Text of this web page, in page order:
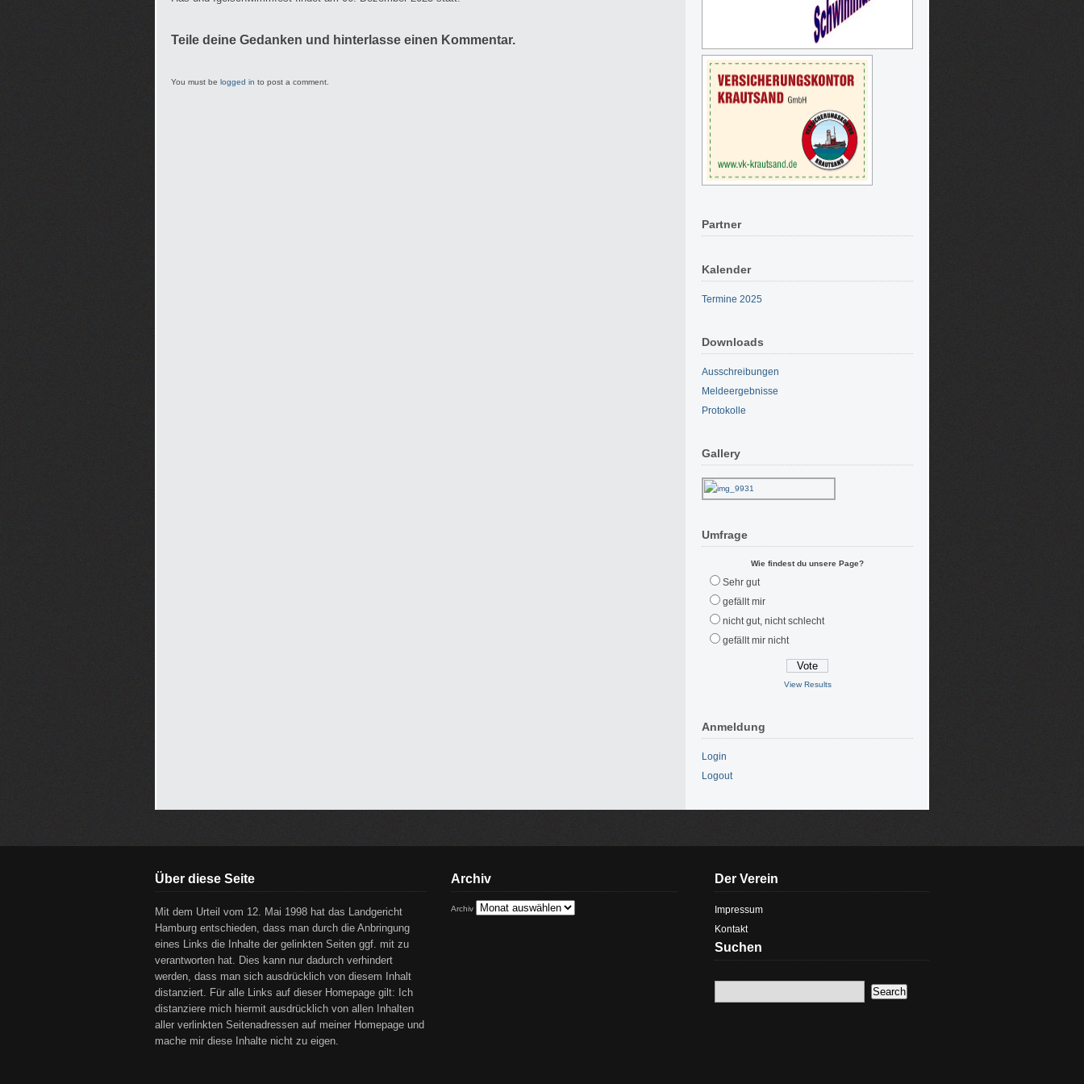
Teile deine Gedanken und hinterlasse einen Kommentar.
You must be logged in to post a comment.
Partner
Kalender
Termine 2025
Downloads
Ausschreibungen
Meldeergebnisse
Protokolle
Gallery
Umfrage
Wie findest du unsere Page?
Sehr gut
gefällt mir
nicht gut, nicht schlecht
gefällt mir nicht
View Results
Anmeldung
Login
Logout
Über diese Seite
Mit dem Urteil vom 12. Mai 1998 hat das Landgericht
Hamburg entschieden, dass man durch die Anbringung
eines Links die Inhalte der gelinkten Seiten ggf. mit zu
verantworten hat. Dies kann nur dadurch verhindert
werden, dass man sich ausdrücklich von diesem Inhalt
distanziert. Für alle Links auf dieser Homepage gilt: Ich
distanziere mich hiermit ausdrücklich von allen Inhalten
aller verlinkten Seitenadressen auf meiner Homepage und
mache mir diese Inhalte nicht zu eigen.
Archiv
Archiv
Der Verein
Impressum
Kontakt
Suchen